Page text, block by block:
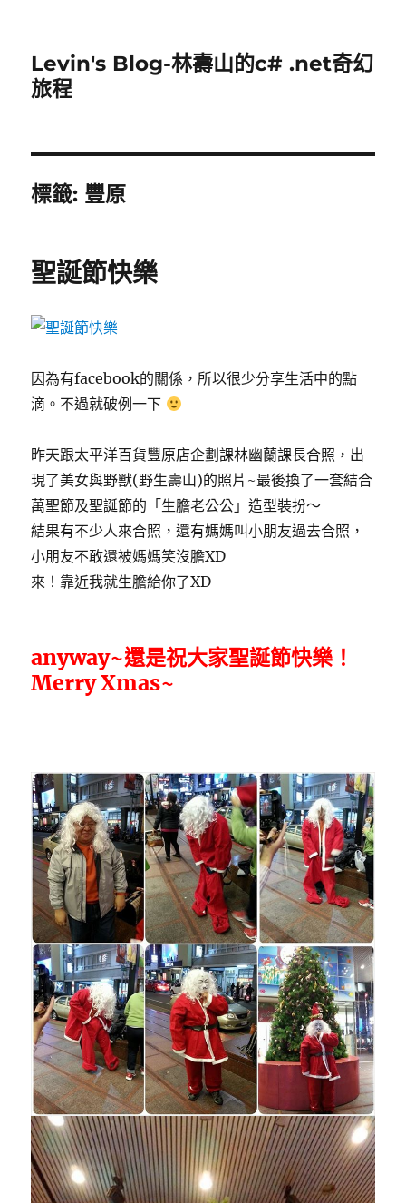
Levin's Blog-林壽山的c# .net奇幻
旅程
標籤: 豐原
聖誕節快樂
因為有facebook的關係，所以很少分享生活中的點
滴。不過就破例一下
昨天跟太平洋百貨豐原店企劃課林幽蘭課長合照，出
現了美女與野獸(野生壽山)的照片~最後換了一套結合
萬聖節及聖誕節的「生膽老公公」造型裝扮～
結果有不少人來合照，還有媽媽叫小朋友過去合照，
小朋友不敢還被媽媽笑沒膽XD
來！靠近我就生膽給你了XD
anyway~還是祝大家聖誕節快樂！
Merry Xmas~